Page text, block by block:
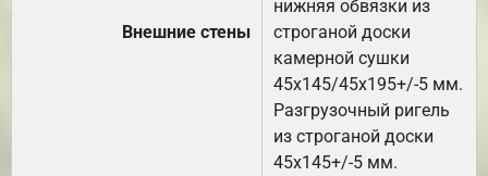
Внешние стены
нижняя обвязки из
строганой доски
камерной сушки
45х145/45х195+/-5 мм.
Разгрузочный ригель
из строганой доски
45х145+/-5 мм.